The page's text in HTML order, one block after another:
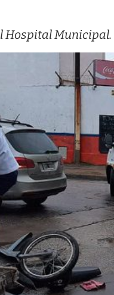
Hospital Municipal.